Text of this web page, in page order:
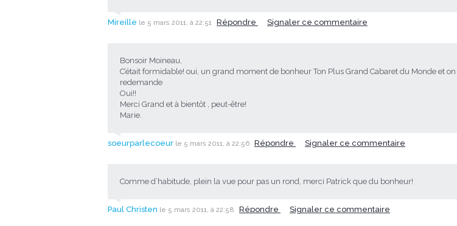
Mireille le 5 mars 2011, à 22:51 Répondre Signaler ce commentaire
Bonsoir Moineau,
C’était formidable! oui, un grand moment de bonheur Ton Plus Grand Cabaret du Monde et on
redemande
Oui!!
Merci Grand et à bientôt , peut-être!
Marie.
soeurparlecoeur le 5 mars 2011, à 22:56 Répondre Signaler ce commentaire
Comme d’habitude, plein la vue pour pas un rond, merci Patrick que du bonheur!
Paul Christen le 5 mars 2011, à 22:58 Répondre Signaler ce commentaire